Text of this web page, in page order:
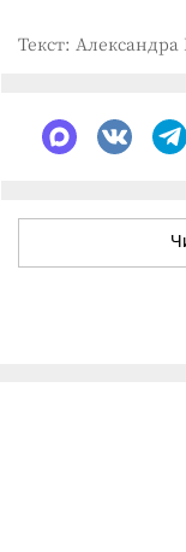
Текст: